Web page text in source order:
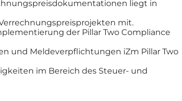
liegt in
mit.
der Pillar Two Compliance
und Meldeverpflichtungen iZm Pillar Two
im Bereich des Steuer- und